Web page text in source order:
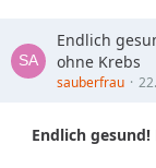
Endlich
ohne Krebs
sauberfrau
Endlich